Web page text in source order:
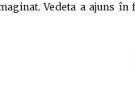
Vedeta a ajuns în